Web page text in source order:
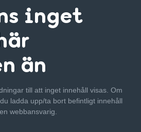
inget
än
till att inget innehåll visas. Om
ladda upp/ta bort befintligt innehåll
webbansvarig.